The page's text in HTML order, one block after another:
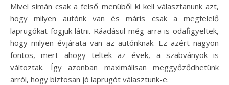
Mivel simán csak a felső menüből ki kell választanunk azt,
hogy milyen autónk van és máris csak a megfelelő
laprugókat fogjuk látni. Ráadásul még arra is odafigyeltek,
hogy milyen évjárata van az autónknak. Ez azért nagyon
fontos, mert ahogy teltek az évek, a szabványok is
változtak. Így azonban maximálisan meggyőződhetünk
arról, hogy biztosan jó laprugót választunk-e.